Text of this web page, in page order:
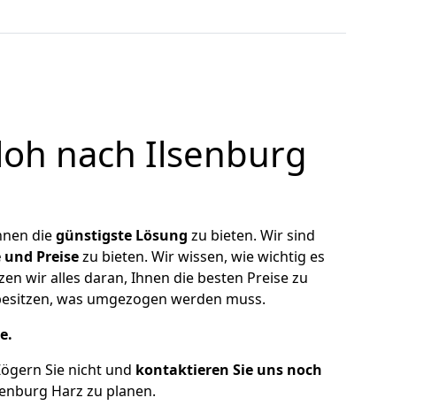
nach Ilsenburg
diegünstigste Lösung zu bieten. Wir sind
Preisezu bieten. Wir wissen, wie wichtig es
wir alles daran, Ihnen die besten Preise zu
was umgezogen werden muss.
Sie nicht und kontaktieren Sie uns noch
Harz zu planen.